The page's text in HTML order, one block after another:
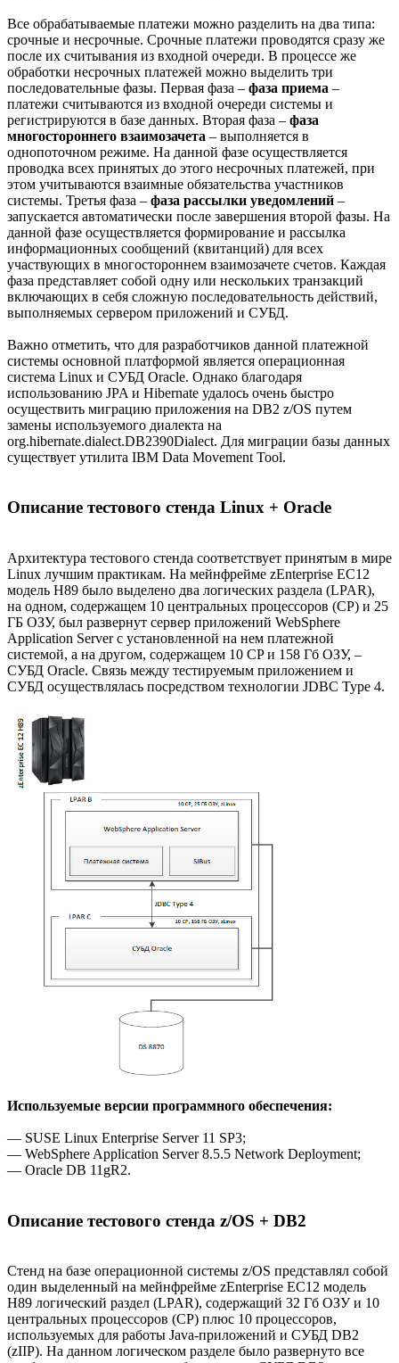
Все обрабатываемые платежи можно разделить на два типа:
срочные и несрочные. Срочные платежи проводятся сразу же
после их считывания из входной очереди. В процессе же
обработки несрочных платежей можно выделить три
последовательные фазы. Первая фаза – фаза приема –
платежи считываются из входной очереди системы и
регистрируются в базе данных. Вторая фаза – фаза
многостороннего взаимозачета – выполняется в
однопоточном режиме. На данной фазе осуществляется
проводка всех принятых до этого несрочных платежей, при
этом учитываются взаимные обязательства участников
системы. Третья фаза – фаза рассылки уведомлений –
запускается автоматически после завершения второй фазы. На
данной фазе осуществляется формирование и рассылка
информационных сообщений (квитанций) для всех
участвующих в многостороннем взаимозачете счетов. Каждая
фаза представляет собой одну или нескольких транзакций
включающих в себя сложную последовательность действий,
выполняемых сервером приложений и СУБД.
Важно отметить, что для разработчиков данной платежной
системы основной платформой является операционная
система Linux и СУБД Oracle. Однако благодаря
использованию JPA и Hibernate удалось очень быстро
осуществить миграцию приложения на DB2 z/OS путем
замены используемого диалекта на
org.hibernate.dialect.DB2390Dialect. Для миграции базы данных
существует утилита IBM Data Movement Tool.
Описание тестового стенда Linux + Oracle
Архитектура тестового стенда соответствует принятым в мире
Linux лучшим практикам. На мейнфрейме zEnterprise EC12
модель H89 было выделено два логических раздела (LPAR),
на одном, содержащем 10 центральных процессоров (CP) и 25
ГБ ОЗУ, был развернут сервер приложений WebSphere
Application Server с установленной на нем платежной
системой, а на другом, содержащем 10 CP и 158 Гб ОЗУ, –
СУБД Oracle. Связь между тестируемым приложением и
СУБД осуществлялась посредством технологии JDBC Type 4.
Используемые версии программного обеспечения:
— SUSE Linux Enterprise Server 11 SP3;
— WebSphere Application Server 8.5.5 Network Deployment;
— Oracle DB 11gR2.
Описание тестового стенда z/OS + DB2
Стенд на базе операционной системы z/OS представлял собой
один выделенный на мейнфрейме zEnterprise EC12 модель
H89 логический раздел (LPAR), содержащий 32 Гб ОЗУ и 10
центральных процессоров (CP) плюс 10 процессоров,
используемых для работы Java-приложений и СУБД DB2
(zIIP). На данном логическом разделе было развернуто все